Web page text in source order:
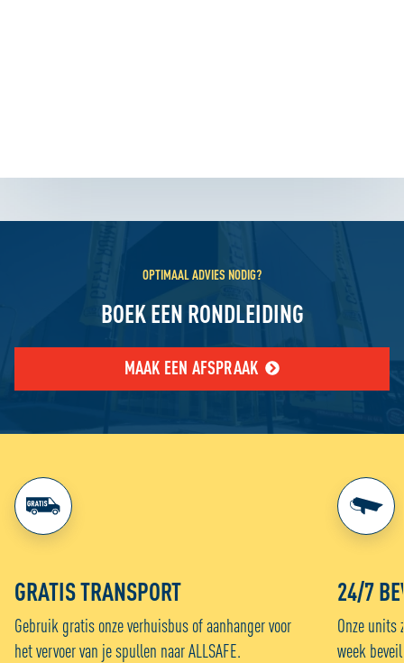
OPTIMAAL ADVIES NODIG?
BOEK EEN RONDLEIDING
MAAK EEN AFSPRAAK
GRATIS TRANSPORT
Gebruik gratis onze verhuisbus of aanhanger voor
het vervoer van je spullen naar ALLSAFE.
24/7
Onze units
week